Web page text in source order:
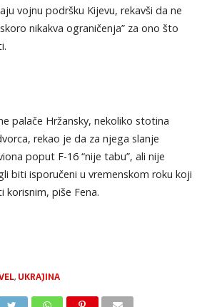
vojnu podršku Kijevu, rekavši da ne
nikakva ograničenja” za ono što
palače Hržansky, nekoliko stotina
rekao je da za njega slanje
poput F-16 “nije tabu”, ali nije
biti isporučeni u vremenskom roku koji
piše Fena.
, UKRAJINA